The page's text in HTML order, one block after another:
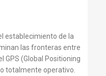
establecimiento de la
las fronteras entre
GPS (Global Positioning
totalmente operativo.